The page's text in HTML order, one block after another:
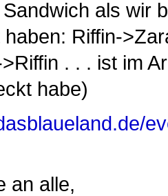
als wir
Riffin-
. . . ist im
habe)
an alle,